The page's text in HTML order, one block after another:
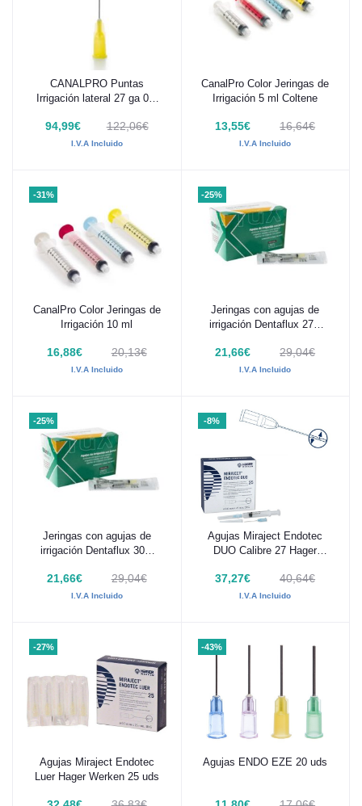
Añadir al carrito
CANALPRO Puntas
Irrigación lateral 27 ga 0.4
94,99€ 122,06€
I.V.A Incluido
Añadir al carrito
CanalPro Color Jeringas de
Irrigación 5 ml Coltene
13,55€ 16,64€
I.V.A Incluido
-31%
Añadir al carrito
CanalPro Color Jeringas de
Irrigación 10 ml
16,88€ 20,13€
I.V.A Incluido
-25%
Añadir al carrito
Jeringas con agujas de
irrigación Dentaflux 27G
21,66€ 29,04€
I.V.A Incluido
-25%
Añadir al carrito
Jeringas con agujas de
irrigación Dentaflux 30G
21,66€ 29,04€
I.V.A Incluido
-8%
Añadir al carrito
Agujas Miraject Endotec
DUO Calibre 27 Hager
37,27€ 40,64€
I.V.A Incluido
-27%
Añadir al carrito
Agujas Miraject Endotec
Luer Hager Werken 25 uds
-43%
Añadir al carrito
Agujas ENDO EZE 20 uds